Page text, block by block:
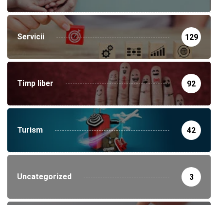
Servicii 129
Timp liber 92
Turism 42
Uncategorized 3